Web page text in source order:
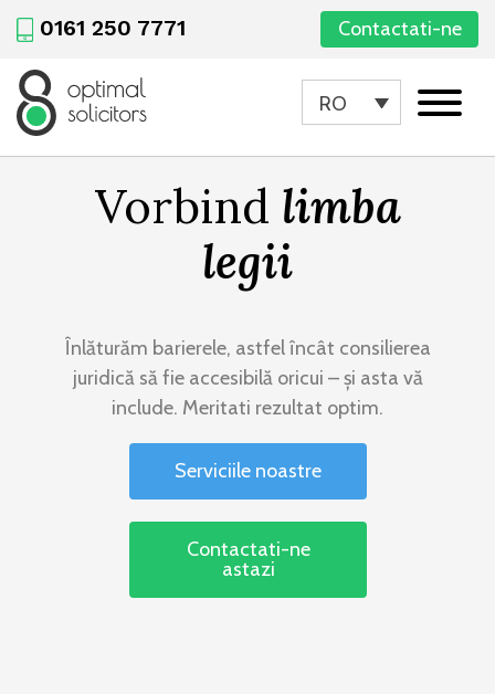
0161 250 7771 Contactati-ne
RO
Vorbind limba
legii
Înlăturăm barierele, astfel încât consilierea
juridică să fie accesibilă oricui – și asta vă
include. Meritati rezultat optim.
Serviciile noastre
Contactati-ne
astazi